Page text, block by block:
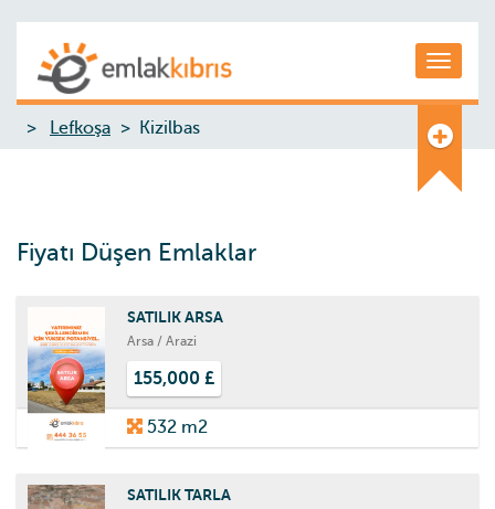
Lefkoşa Kizilbas
Fiyatı Düşen Emlaklar
SATILIK ARSA
Arsa / Arazi
155,000 £
532 m2
SATILIK TARLA